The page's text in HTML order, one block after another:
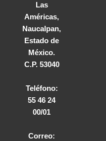
Las
Américas,
Naucalpan,
Estado de
México.
C.P. 53040
Teléfono:
55 46 24
00/01
Correo: